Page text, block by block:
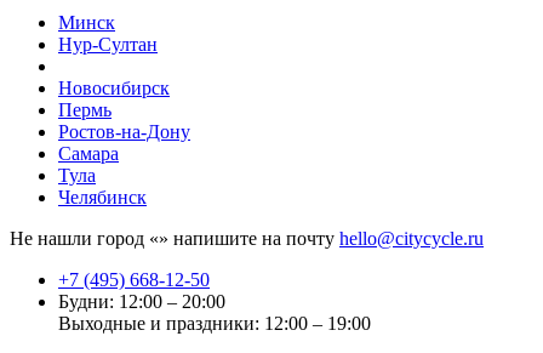
Минск
Нур-Султан
Новосибирск
Пермь
Ростов-на-Дону
Самара
Тула
Челябинск
Не нашли город «» напишите на почту hello@citycycle.ru
+7 (495) 668-12-50
Будни: 12:00 – 20:00
Выходные и праздники: 12:00 – 19:00